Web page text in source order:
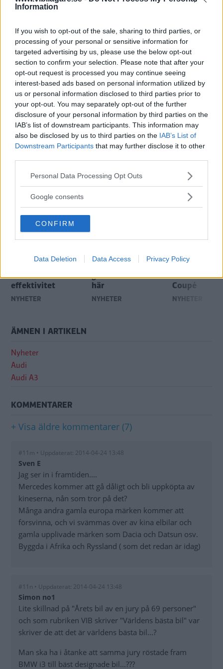
Information
If you wish to opt-out of the sale, sharing to third parties, or
processing of your personal or sensitive information for
targeted advertising by us, please use the below opt-out
section to confirm your selection. Please note that after your
opt-out request is processed you may continue seeing
interest-based ads based on personal information utilized by
us or personal information disclosed to third parties prior to
your opt-out. You may separately opt-out of the further
disclosure of your personal information by third parties on the
IAB’s list of downstream participants. This information may
also be disclosed by us to third parties on the IAB’s List of
Downstream Participants that may further disclose it to other
Please note that this website/app uses one or more Google
not limited to your visit or usage behaviour. You may click to
use your data for below specified purposes in below Google
consent section.
Personal Data Processing Opt Outs
Google consents
CONFIRM
Data Deletion Data Access Privacy Policy
MISSA INTE KOMMANDE ARTIKLAR OM AUDI
A3
Få vårt nyhetsbrev utan kostnad
Genom att anmäla dig godkänner du OK-förlagets
MER FRÅN VI BILÄGARE
framtidens
effektivitet
NYHETER
Mazda 3 i ny
generation är nu
här
NYHETER
Smakprov på
BMW 4-serie
Coupé
NYHETER
ÄMNEN I ARTIKELN
Nyheter
Audi
Audi A3
KOMMENTARER
+ Visa äldre kommentarer (7)
#11m • Uppdaterat: 2014-04-24 13:48
Sven E
Jag ser in i framtiden....
Mercedes kommer att gå dåligt och bli uppköpta av
kineserna, nån som tror på det?
Många andra gamla europa märken kommer att
försvinna, och vi svämmas över av kina elbilar och
gamla upplivade märken som Dacia och Datsun osv.
Byggda i Afrika och Ryssland ( som det redan är idag)
#11n • Uppdaterat: 2014-04-24 13:48
Simon no1
Lite skillnad på "Årets bil av en jury på 69 personer"
och som rubriken VIB skriver "Världens bästa bil" var
skriver de att det är världens bästa bil...?
Man ska ha i åtanke att samma jury röstade fram
BMW i3 till bäst designade bil...???